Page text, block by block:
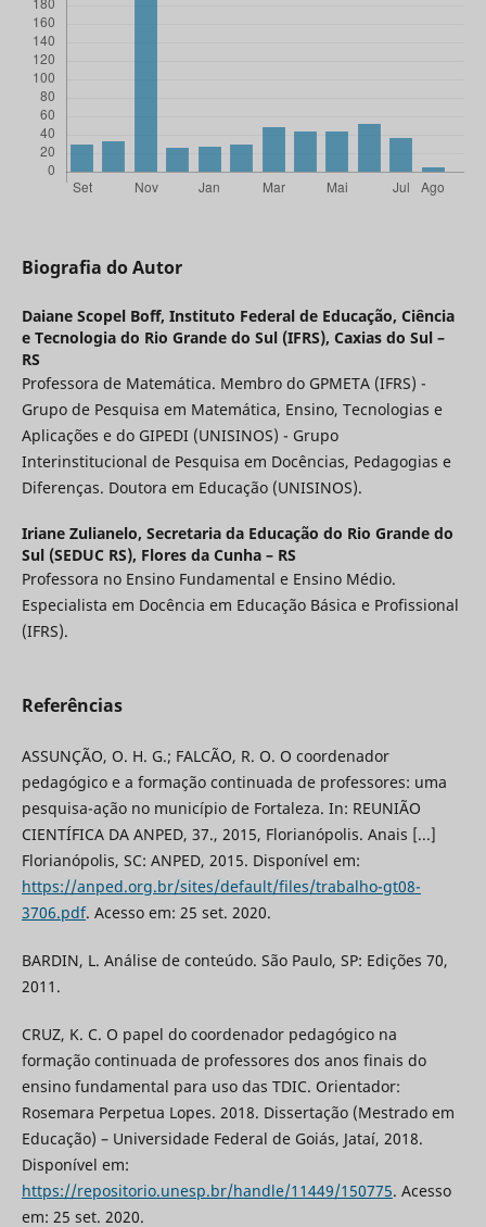
Biografia do Autor
Daiane Scopel Boff, Instituto Federal de Educação, Ciência
e Tecnologia do Rio Grande do Sul (IFRS), Caxias do Sul –
RS
Professora de Matemática. Membro do GPMETA (IFRS) -
Grupo de Pesquisa em Matemática, Ensino, Tecnologias e
Aplicações e do GIPEDI (UNISINOS) - Grupo
Interinstitucional de Pesquisa em Docências, Pedagogias e
Diferenças. Doutora em Educação (UNISINOS).
Iriane Zulianelo, Secretaria da Educação do Rio Grande do
Sul (SEDUC RS), Flores da Cunha – RS
Professora no Ensino Fundamental e Ensino Médio.
Especialista em Docência em Educação Básica e Profissional
(IFRS).
Referências
ASSUNÇÃO, O. H. G.; FALCÃO, R. O. O coordenador
pedagógico e a formação continuada de professores: uma
pesquisa-ação no município de Fortaleza. In: REUNIÃO
CIENTÍFICA DA ANPED, 37., 2015, Florianópolis. Anais [...]
Florianópolis, SC: ANPED, 2015. Disponível em:
https://anped.org.br/sites/default/files/trabalho-gt08-
3706.pdf. Acesso em: 25 set. 2020.
BARDIN, L. Análise de conteúdo. São Paulo, SP: Edições 70,
2011.
CRUZ, K. C. O papel do coordenador pedagógico na
formação continuada de professores dos anos finais do
ensino fundamental para uso das TDIC. Orientador:
Rosemara Perpetua Lopes. 2018. Dissertação (Mestrado em
Educação) – Universidade Federal de Goiás, Jataí, 2018.
Disponível em:
https://repositorio.unesp.br/handle/11449/150775. Acesso
em: 25 set. 2020.